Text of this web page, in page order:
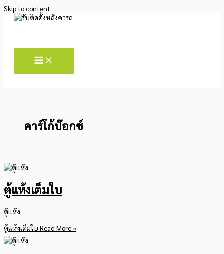
Skip to content
คาร์โก้บ๊อกซ์
ตู้แห้งเต็มใบ
ตู้แห้ง
ตู้แห้งเต็มใบ Read More »